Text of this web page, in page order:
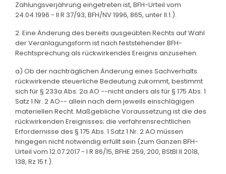
Zahlungsverjährung eingetreten ist, BFH-Urteil vom
24.04.1996 - II R 37/93, BFH/NV 1996, 865, unter II.1.).
2. Eine Änderung des bereits ausgeübten Rechts auf Wahl
der Veranlagungsform ist nach feststehender BFH-
Rechtsprechung als rückwirkendes Ereignis anzusehen.
a) Ob der nachträglichen Änderung eines Sachverhalts
rückwirkende steuerliche Bedeutung zukommt, bestimmt
sich für § 233a Abs. 2a AO --nicht anders als für § 175 Abs. 1
Satz 1 Nr. 2 AO-- allein nach dem jeweils einschlägigen
materiellen Recht. Maßgebliche Voraussetzung ist die des
rückwirkenden Ereignisses; die verfahrensrechtlichen
Erfordernisse des § 175 Abs. 1 Satz 1 Nr. 2 AO müssen
hingegen nicht notwendig erfüllt sein (zum Ganzen BFH-
Urteil vom 12.07.2017 - I R 86/15, BFHE 259, 200, BStBl II 2018,
138, Rz 15 f.).